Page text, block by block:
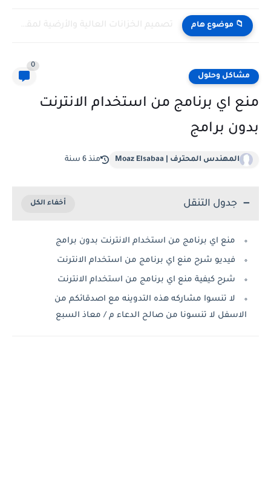
📁 موضوع هام تصميم الخزانات العالية والأرضية لمقاومة الزلازل طبقاً للكود المصري والأوروبي...
مشاكل وحلول
0
منع اي برنامج من استخدام الانترنت
بدون برامج
المهندس المحترف | Moaz Elsabaa منذ 6 سنة
جدول التنقل
منع اي برنامج من استخدام الانترنت بدون برامج
فيديو شرح منع اي برنامج من استخدام الانترنت
شرح كيفية منع اي برنامج من استخدام الانترنت
لا تنسوا مشاركه هذه التدوينه مع اصدقائكم من
الاسفل لا تنسونا من صالح الدعاء م / معاذ السبع